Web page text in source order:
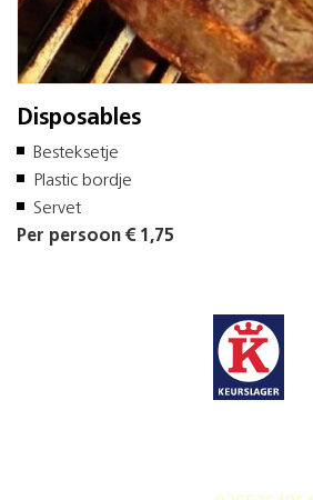
Disposables
Besteksetje
Plastic bordje
Servet
Per persoon € 1,75